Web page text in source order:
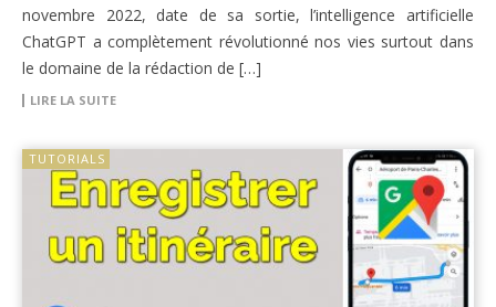
novembre 2022, date de sa sortie, l’intelligence artificielle
ChatGPT a complètement révolutionné nos vies surtout dans
le domaine de la rédaction de […]
LIRE LA SUITE
TUTORIALS